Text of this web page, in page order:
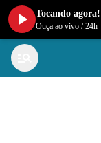
Tocando agora!
Ouça ao vivo /24h